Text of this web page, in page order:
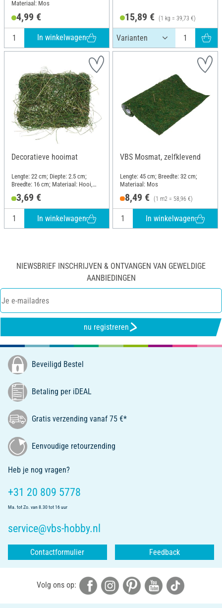
Materiaal: Mos
4,99 €
In winkelwagen
15,89 € (1 kg = 39,73 €)
Decoratieve hooimat
Lengte: 22 cm; Diepte: 2.5 cm;
Breedte: 16 cm; Materiaal: Hooi,
Draad
3,69 €
In winkelwagen
VBS Mosmat, zelfklevend
Lengte: 45 cm; Breedte: 32 cm;
Materiaal: Mos
8,49 € (1 m2 = 58,96 €)
In winkelwagen
NIEWSBRIEF INSCHRIJVEN & ONTVANGEN VAN GEWELDIGE
AANBIEDINGEN
nu registreren
Beveiligd Bestel
Betaling per iDEAL
Gratis verzending vanaf 75 €*
Eenvoudige retourzending
Heb je nog vragen?
+31 20 809 5778
Ma. tot Zo. van 8.30 tot 16 uur
service@vbs-hobby.nl
Contactformulier Feedback
Volg ons op: